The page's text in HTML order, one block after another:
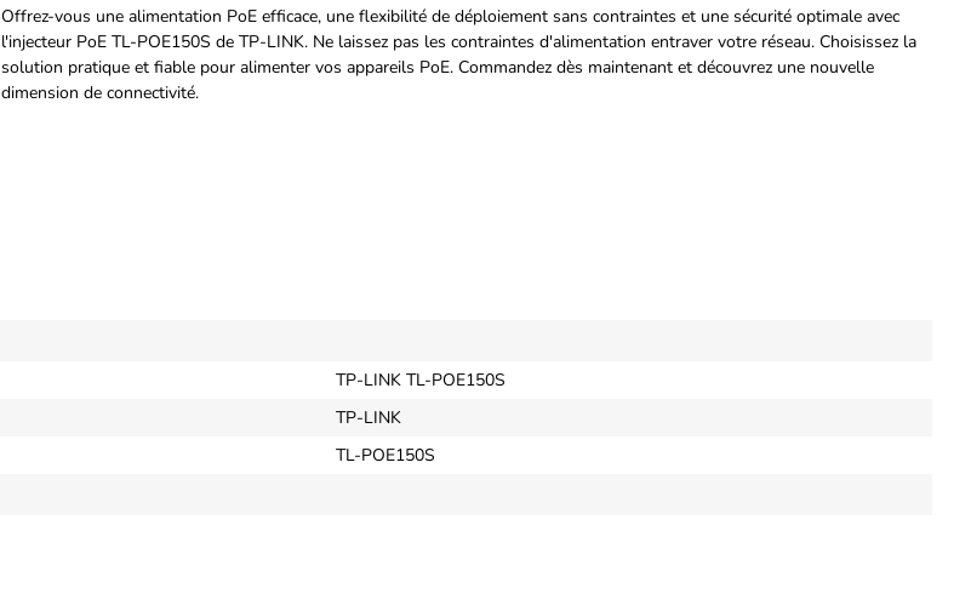
Offrez-vous une alimentation PoE efficace, une flexibilité de déploiement sans contraintes et une sécurité optimale avec
l'injecteur PoE TL-POE150S de TP-LINK. Ne laissez pas les contraintes d'alimentation entraver votre réseau. Choisissez la
solution pratique et fiable pour alimenter vos appareils PoE. Commandez dès maintenant et découvrez une nouvelle
dimension de connectivité.
TP-LINK TL-POE150S
TP-LINK
TL-POE150S